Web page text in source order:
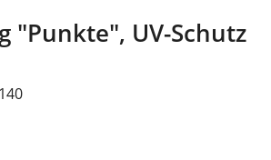
"Punkte", UV-Schutz